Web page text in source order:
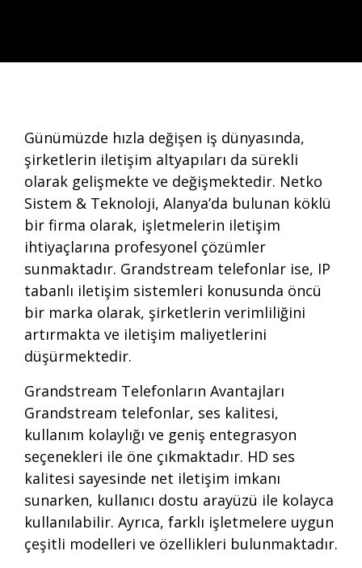
Günümüzde hızla değişen iş dünyasında,
şirketlerin iletişim altyapıları da sürekli
olarak gelişmekte ve değişmektedir. Netko
Sistem & Teknoloji, Alanya’da bulunan köklü
bir firma olarak, işletmelerin iletişim
ihtiyaçlarına profesyonel çözümler
sunmaktadır. Grandstream telefonlar ise, IP
tabanlı iletişim sistemleri konusunda öncü
bir marka olarak, şirketlerin verimliliğini
artırmakta ve iletişim maliyetlerini
düşürmektedir.
Grandstream Telefonların Avantajları
Grandstream telefonlar, ses kalitesi,
kullanım kolaylığı ve geniş entegrasyon
seçenekleri ile öne çıkmaktadır. HD ses
kalitesi sayesinde net iletişim imkanı
sunarken, kullanıcı dostu arayüzü ile kolayca
kullanılabilir. Ayrıca, farklı işletmelere uygun
çeşitli modelleri ve özellikleri bulunmaktadır.